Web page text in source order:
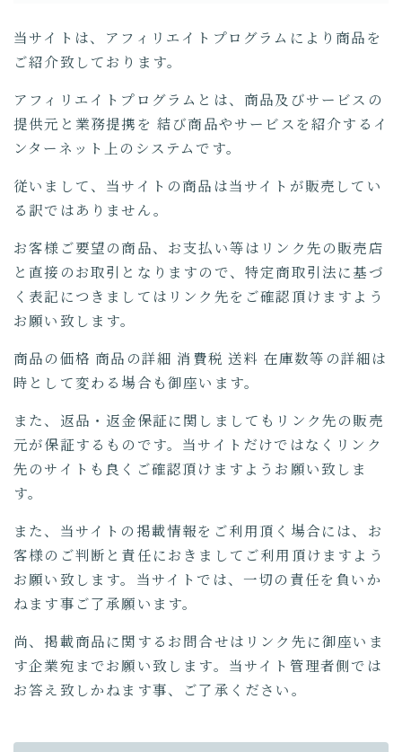
当サイトは、アフィリエイトプログラムにより商品を
ご紹介致しております。
アフィリエイトプログラムとは、商品及びサービスの
提供元と業務提携を 結び商品やサービスを紹介するイ
ンターネット上のシステムです。
従いまして、当サイトの商品は当サイトが販売してい
る訳ではありません。
お客様ご要望の商品、お支払い等はリンク先の販売店
と直接のお取引となりますので、特定商取引法に基づ
く表記につきましてはリンク先をご確認頂けますよう
お願い致します。
商品の価格 商品の詳細 消費税 送料 在庫数等の詳細は
時として変わる場合も御座います。
また、返品・返金保証に関しましてもリンク先の販売
元が保証するものです。当サイトだけではなくリンク
先のサイトも良くご確認頂けますようお願い致しま
す。
また、当サイトの掲載情報をご利用頂く場合には、お
客様のご判断と責任におきましてご利用頂けますよう
お願い致します。当サイトでは、一切の責任を負いか
ねます事ご了承願います。
尚、掲載商品に関するお問合せはリンク先に御座いま
す企業宛までお願い致します。当サイト管理者側では
お答え致しかねます事、ご了承ください。